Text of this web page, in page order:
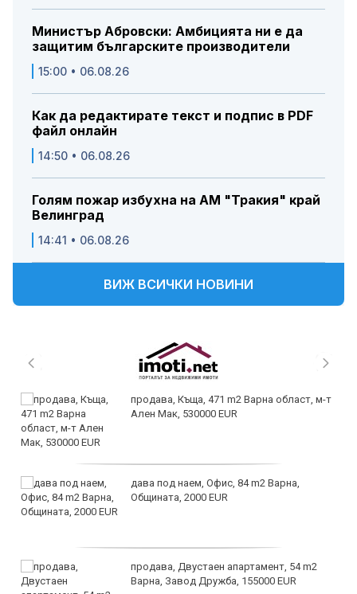
Министър Абровски: Амбицията ни е да
защитим българските производители
15:00 • 06.08.26
Как да редактирате текст и подпис в PDF
файл онлайн
14:50 • 06.08.26
Голям пожар избухна на АМ "Тракия" край
Велинград
14:41 • 06.08.26
ВИЖ ВСИЧКИ НОВИНИ
продава, Къща, 471 m2 Варна област, м-т
Ален Мак, 530000 EUR
дава под наем, Офис, 84 m2 Варна,
Общината, 2000 EUR
продава, Двустаен апартамент, 54 m2
Варна, Завод Дружба, 155000 EUR